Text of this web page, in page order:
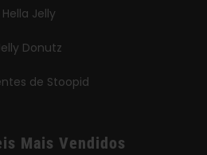
Hella Jelly
Donutz
de Stoopid
Mais Vendidos